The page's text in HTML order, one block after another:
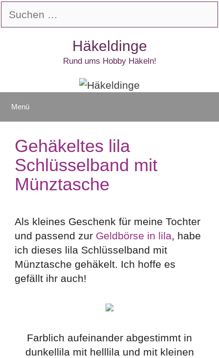
Inhalt
Suchen
Häkeldinge
Rund ums Hobby Häkeln!
Menü
Gehäkeltes lila
Schlüsselband mit
Münztasche
Als kleines Geschenk für meine Tochter
und passend zur Geldbörse in lila, habe
ich dieses lila Schlüsselband mit
Münztasche gehäkelt. Ich hoffe es
gefällt ihr auch!
Farblich aufeinander abgestimmt in
dunkellila mit helllila und mit kleinen